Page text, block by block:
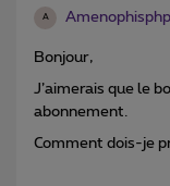
A Amenophisphp
Bonjour,
J’aimerais que le
abonnement.
Comment dois-je